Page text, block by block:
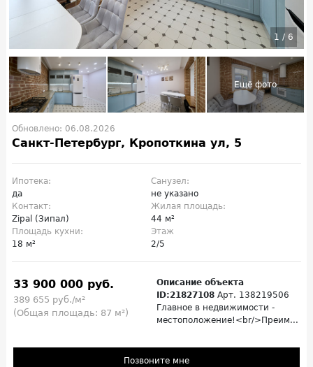
1 / 6
Обновлено: 06.08.2026
Санкт-Петербург, Кропоткина ул, 5
Ипотека:
да
Санузел:
не указано
Контакт:
Zipal (Зипал)
Жилая площадь:
44 м²
Площадь кухни:
18 м²
Этаж
2/5
33 900 000 руб.
389 655 руб./м²
(Общая площадь: 87 м²)
Описание объекта
ID:21827108 Арт. 138219506
Главное в недвижимости -
местоположение!<br/>Преим...
Позвоните мне